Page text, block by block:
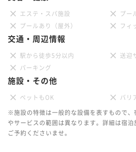
エステ・スパ施設
プー
プールあり（屋外）
フィ
交通・周辺情報
駅から徒歩5分以内
送迎
パーキング
施設・その他
ペットもOK
バリ
※施設の特徴は一般的な設備を表すもので
やサービスの範囲は異なります。詳細は宿泊
ご予約くださいませ。